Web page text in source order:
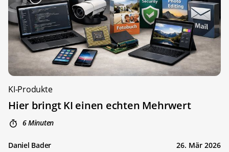
KI-Produkte
Hier bringt KI einen echten Mehrwert
6 Minuten
Daniel Bader 26. Mär 2026